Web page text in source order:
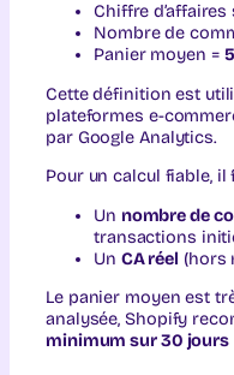
Chiffre
Nombre de
Panier moyen =
Cette définition est
plateformes e-
par Google Analytics.
Pour un calcul fiable,
Un nombre de
transactions
Un CA réel (hors
Le panier moyen est
analysée, Shopify
minimum sur 30 jours